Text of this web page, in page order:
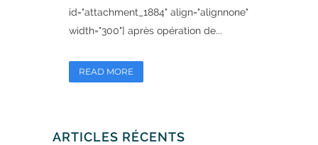
id="attachment_1884" align="alignnone"
width="300"] après opération de...
READ MORE
ARTICLES RÉCENTS